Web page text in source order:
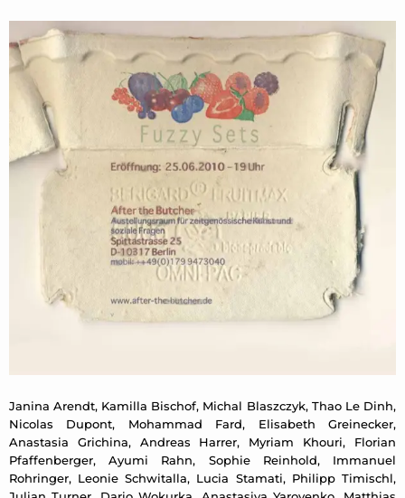
Janina Arendt, Kamilla Bischof, Michal Blaszczyk, Thao Le Dinh,
Nicolas Dupont, Mohammad Fard, Elisabeth Greinecker,
Anastasia Grichina, Andreas Harrer, Myriam Khouri, Florian
Pfaffenberger, Ayumi Rahn, Sophie Reinhold, Immanuel
Rohringer, Leonie Schwitalla, Lucia Stamati, Philipp Timischl,